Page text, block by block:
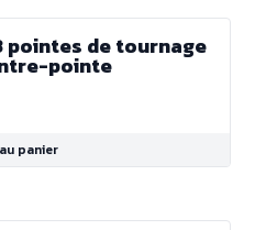
pointes de tournage
pointe
panier